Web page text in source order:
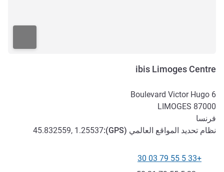
ibis Limoges Centre
6 Boulevard Victor Hugo
87000
LIMOGES
فرنسا
نظام تحديد المواقع العالمي (GPS
):
45.832559, 1.25537
الهاتف
+33 5 55 79 03 30